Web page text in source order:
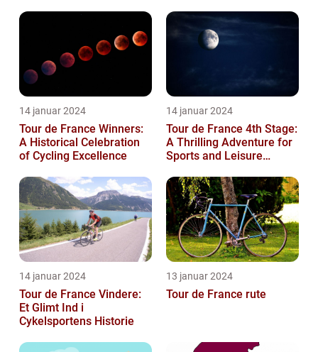
14 januar 2024
Tour de France Winners:
A Historical Celebration
of Cycling Excellence
14 januar 2024
Tour de France 4th Stage:
A Thrilling Adventure for
Sports and Leisure
14 januar 2024
Tour de France Vindere:
Et Glimt Ind i
Cykelsportens Historie
13 januar 2024
Tour de France rute